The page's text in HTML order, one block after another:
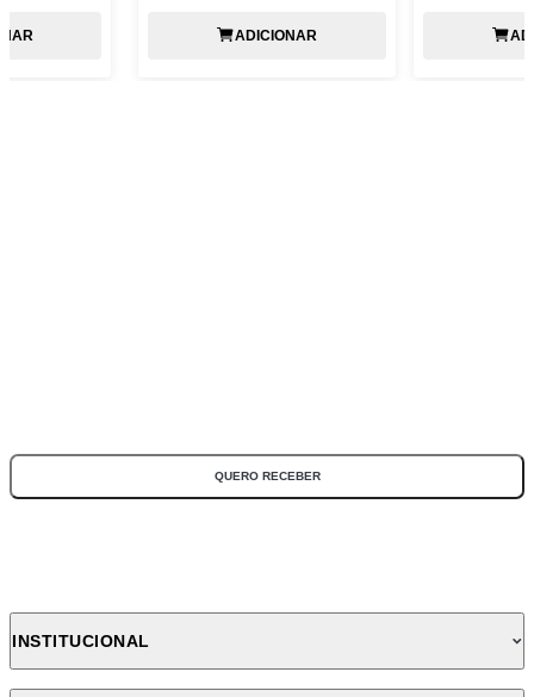
ADICIONAR
QUERO RECEBER
INSTITUCIONAL